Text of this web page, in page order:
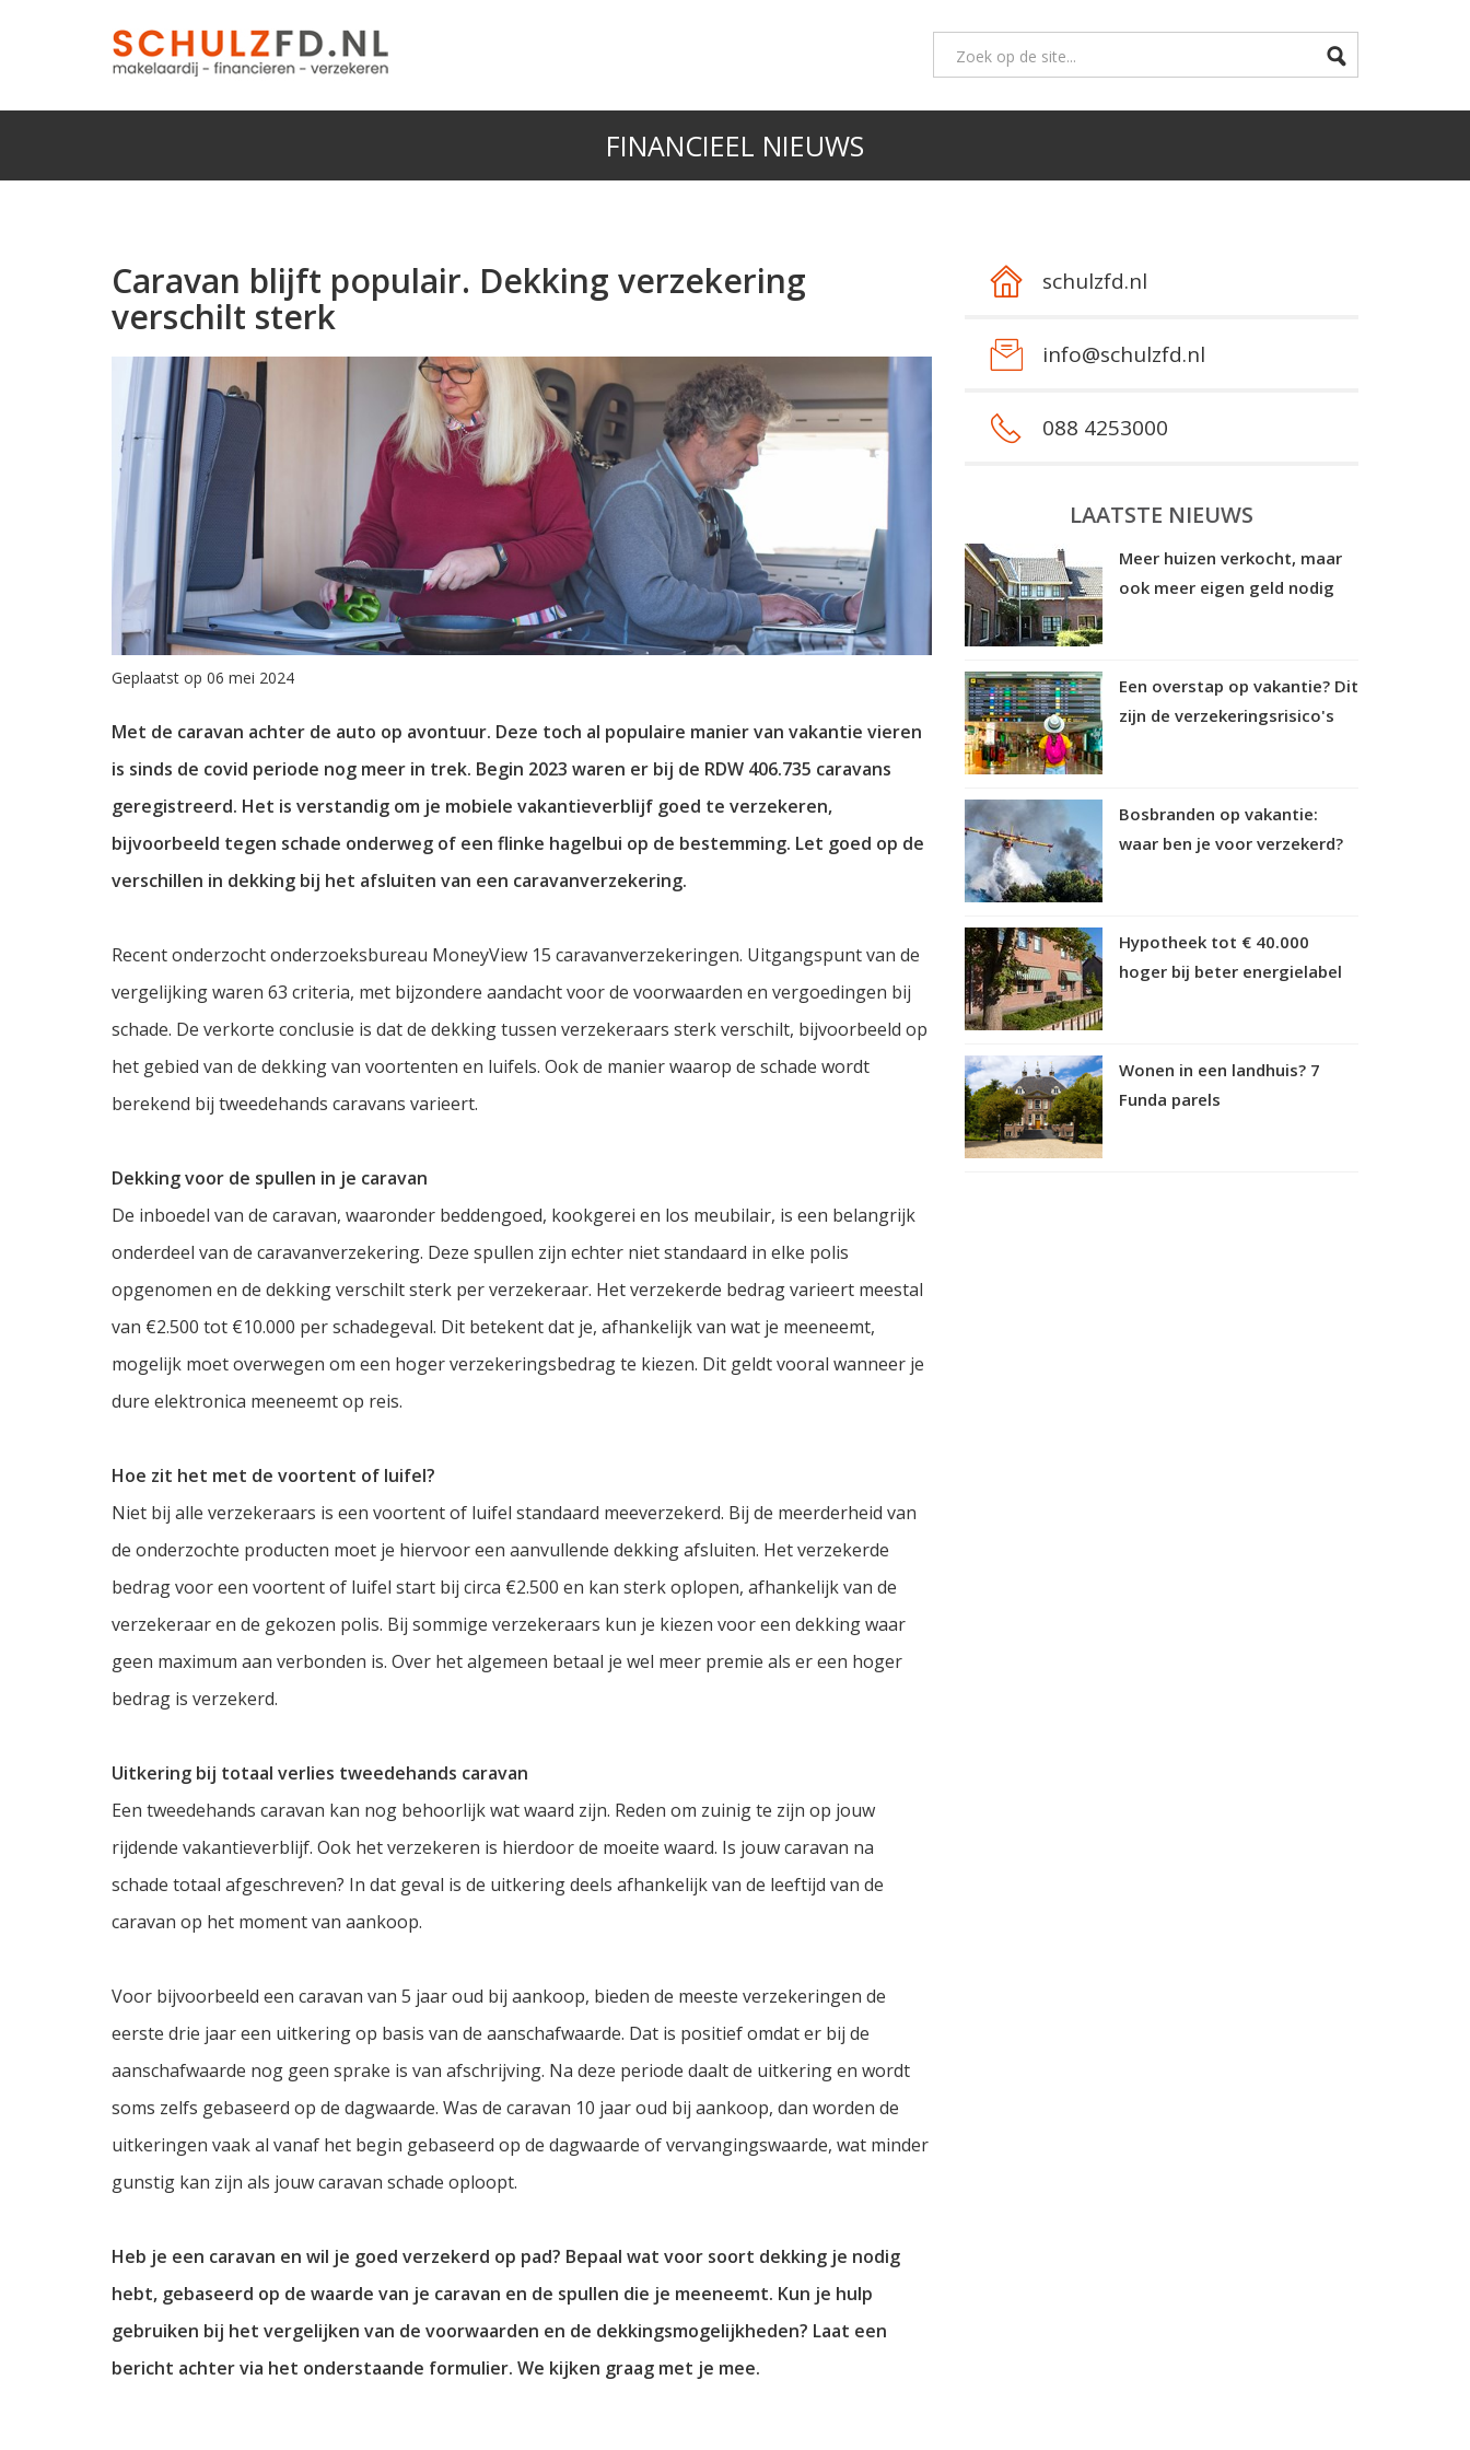
FINANCIEEL NIEUWS
Caravan blijft populair. Dekking verzekering
verschilt sterk
Geplaatst op 06 mei 2024
Met de caravan achter de auto op avontuur. Deze toch al populaire manier van vakantie vieren
is sinds de covid periode nog meer in trek. Begin 2023 waren er bij de RDW 406.735 caravans
geregistreerd. Het is verstandig om je mobiele vakantieverblijf goed te verzekeren,
bijvoorbeeld tegen schade onderweg of een flinke hagelbui op de bestemming. Let goed op de
verschillen in dekking bij het afsluiten van een caravanverzekering.
Recent onderzocht onderzoeksbureau MoneyView 15 caravanverzekeringen. Uitgangspunt van de
vergelijking waren 63 criteria, met bijzondere aandacht voor de voorwaarden en vergoedingen bij
schade. De verkorte conclusie is dat de dekking tussen verzekeraars sterk verschilt, bijvoorbeeld op
het gebied van de dekking van voortenten en luifels. Ook de manier waarop de schade wordt
berekend bij tweedehands caravans varieert.
Dekking voor de spullen in je caravan
De inboedel van de caravan, waaronder beddengoed, kookgerei en los meubilair, is een belangrijk
onderdeel van de caravanverzekering. Deze spullen zijn echter niet standaard in elke polis
opgenomen en de dekking verschilt sterk per verzekeraar. Het verzekerde bedrag varieert meestal
van €2.500 tot €10.000 per schadegeval. Dit betekent dat je, afhankelijk van wat je meeneemt,
mogelijk moet overwegen om een hoger verzekeringsbedrag te kiezen. Dit geldt vooral wanneer je
dure elektronica meeneemt op reis.
Hoe zit het met de voortent of luifel?
Niet bij alle verzekeraars is een voortent of luifel standaard meeverzekerd. Bij de meerderheid van
de onderzochte producten moet je hiervoor een aanvullende dekking afsluiten. Het verzekerde
bedrag voor een voortent of luifel start bij circa €2.500 en kan sterk oplopen, afhankelijk van de
verzekeraar en de gekozen polis. Bij sommige verzekeraars kun je kiezen voor een dekking waar
geen maximum aan verbonden is. Over het algemeen betaal je wel meer premie als er een hoger
bedrag is verzekerd.
Uitkering bij totaal verlies tweedehands caravan
Een tweedehands caravan kan nog behoorlijk wat waard zijn. Reden om zuinig te zijn op jouw
rijdende vakantieverblijf. Ook het verzekeren is hierdoor de moeite waard. Is jouw caravan na
schade totaal afgeschreven? In dat geval is de uitkering deels afhankelijk van de leeftijd van de
caravan op het moment van aankoop.
Voor bijvoorbeeld een caravan van 5 jaar oud bij aankoop, bieden de meeste verzekeringen de
eerste drie jaar een uitkering op basis van de aanschafwaarde. Dat is positief omdat er bij de
aanschafwaarde nog geen sprake is van afschrijving. Na deze periode daalt de uitkering en wordt
soms zelfs gebaseerd op de dagwaarde. Was de caravan 10 jaar oud bij aankoop, dan worden de
uitkeringen vaak al vanaf het begin gebaseerd op de dagwaarde of vervangingswaarde, wat minder
gunstig kan zijn als jouw caravan schade oploopt.
Heb je een caravan en wil je goed verzekerd op pad? Bepaal wat voor soort dekking je nodig
hebt, gebaseerd op de waarde van je caravan en de spullen die je meeneemt. Kun je hulp
gebruiken bij het vergelijken van de voorwaarden en de dekkingsmogelijkheden? Laat een
bericht achter via het onderstaande formulier. We kijken graag met je mee.
schulzfd.nl
info@schulzfd.nl
088 4253000
LAATSTE NIEUWS
Meer huizen verkocht, maar
ook meer eigen geld nodig
Een overstap op vakantie? Dit
zijn de verzekeringsrisico's
Bosbranden op vakantie:
waar ben je voor verzekerd?
Hypotheek tot € 40.000
hoger bij beter energielabel
Wonen in een landhuis? 7
Funda parels